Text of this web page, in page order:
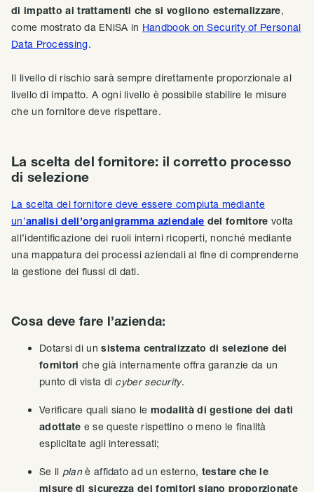
di impatto ai trattamenti che si vogliono esternalizzare,
come mostrato da ENiSA in Handbook on Security of Personal
Data Processing.
Il livello di rischio sarà sempre direttamente proporzionale al
livello di impatto. A ogni livello è possibile stabilire le misure
che un fornitore deve rispettare.
La scelta del fornitore: il corretto processo
di selezione
La scelta del fornitore deve essere compiuta mediante
un’analisi dell’organigramma aziendale del fornitore volta
all’identificazione dei ruoli interni ricoperti, nonché mediante
una mappatura dei processi aziendali al fine di comprenderne
la gestione dei flussi di dati.
Cosa deve fare l’azienda:
Dotarsi di unsistema centralizzato di selezione dei
fornitori che già internamente offra garanzie da un
punto di vista di cyber security.
Verificare quali siano le modalità di gestione dei dati
adottate e se queste rispettino o meno le finalità
esplicitate agli interessati;
Se il planè affidato ad un esterno, testare che le
misure di sicurezza dei fornitori siano proporzionate